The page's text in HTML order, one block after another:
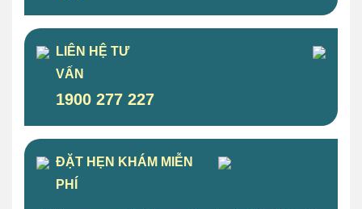
LIÊN HỆ TƯ
VẤN
1900 277 227
ĐẶT HẸN KHÁM MIỄN
PHÍ